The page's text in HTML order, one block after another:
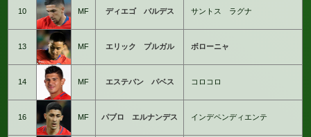
10 MF ディエゴ バルデス サントス ラグナ
13 MF エリック プルガル ボローニャ
14 MF エステバン パベス コロコロ
16 MF パブロ エルナンデス インデペンディエンテ